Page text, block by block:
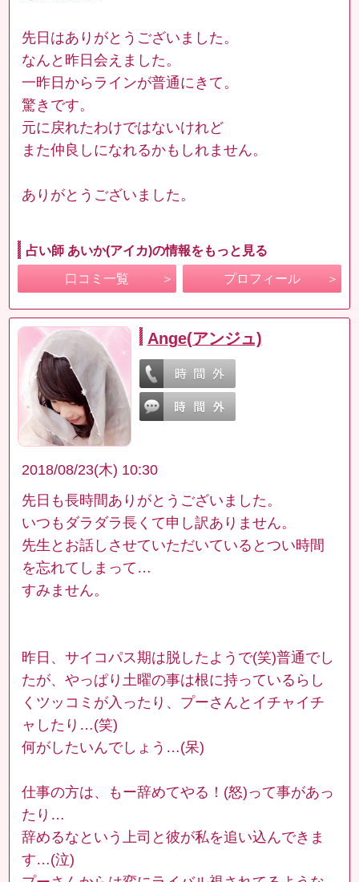
先日はありがとうございました。
なんと昨日会えました。
一昨日からラインが普通にきて。
驚きです。
元に戻れたわけではないけれど
また仲良しになれるかもしれません。
ありがとうございました。
占い師 あいか(アイカ)の情報をもっと見る
口コミ一覧 プロフィール
Ange(アンジュ)
2018/08/23(木) 10:30
先日も長時間ありがとうございました。
いつもダラダラ長くて申し訳ありません。
先生とお話しさせていただいているとつい時間
を忘れてしまって…
すみません。
昨日、サイコパス期は脱したようで(笑)普通でし
たが、やっぱり土曜の事は根に持っているらし
くツッコミが入ったり、プーさんとイチャイチ
ャしたり…(笑)
何がしたいんでしょう…(呆)
仕事の方は、もー辞めてやる！(怒)って事があっ
たり…
辞めるなという上司と彼が私を追い込んできま
す…(泣)